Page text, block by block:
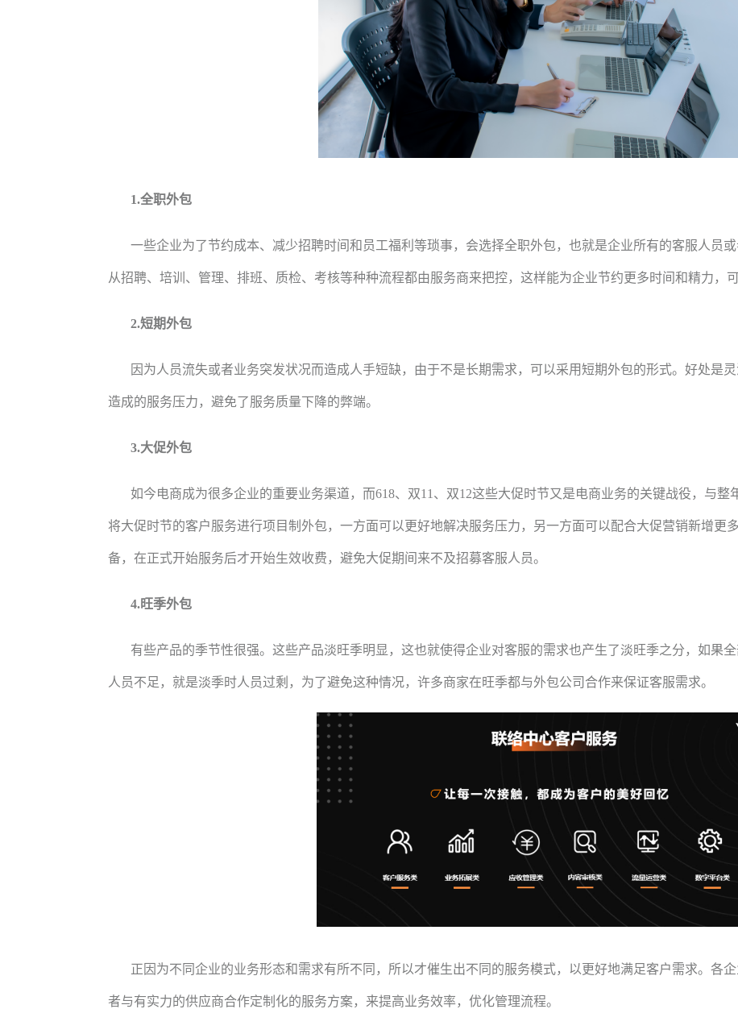
1.全职外包
一些企业为了节约成本、减少招聘时间和员工福利等琐事，会选择全职外包，也就是企业所有的客服人员
从招聘、培训、管理、排班、质检、考核等种种流程都由服务商来把控，这样能为企业节约更多时间和精力，
2.短期外包
因为人员流失或者业务突发状况而造成人手短缺，由于不是长期需求，可以采用短期外包的形式。好处是
造成的服务压力，避免了服务质量下降的弊端。
3.大促外包
如今电商成为很多企业的重要业务渠道，而618、双11、双12这些大促时节又是电商业务的关键战役，与
将大促时节的客户服务进行项目制外包，一方面可以更好地解决服务压力，另一方面可以配合大促营销新增更
备，在正式开始服务后才开始生效收费，避免大促期间来不及招募客服人员。
4.旺季外包
有些产品的季节性很强。这些产品淡旺季明显，这也就使得企业对客服的需求也产生了淡旺季之分，如果
人员不足，就是淡季时人员过剩，为了避免这种情况，许多商家在旺季都与外包公司合作来保证客服需求。
正因为不同企业的业务形态和需求有所不同，所以才催生出不同的服务模式，以更好地满足客户需求。各
者与有实力的供应商合作定制化的服务方案，来提高业务效率，优化管理流程。